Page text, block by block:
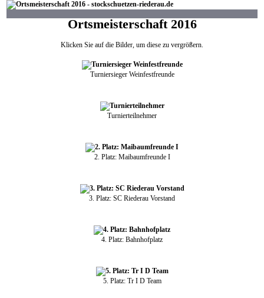
Ortsmeisterschaft 2016
Klicken Sie auf die Bilder, um diese zu vergrößern.
Turniersieger Weinfestfreunde
Turnierteilnehmer
2. Platz: Maibaumfreunde I
3. Platz: SC Riederau Vorstand
4. Platz: Bahnhofplatz
5. Platz: Tr I D Team